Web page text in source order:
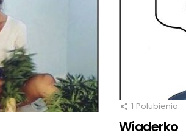
1 Polubienia
Wiaderko